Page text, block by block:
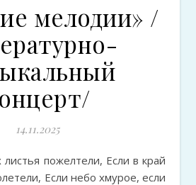
мелодии» /
14.11.2025
Если небо хмурое, если